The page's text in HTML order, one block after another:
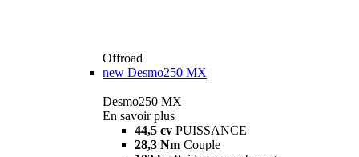
Offroad
new Desmo250 MX
Desmo250 MX
En savoir plus
44,5 cv PUISSANCE
28,3 Nm Couple